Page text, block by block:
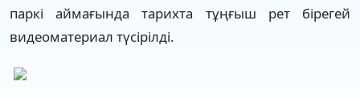
паркі аймағында тарихта тұңғыш рет бірегей
видеоматериал түсірілді.